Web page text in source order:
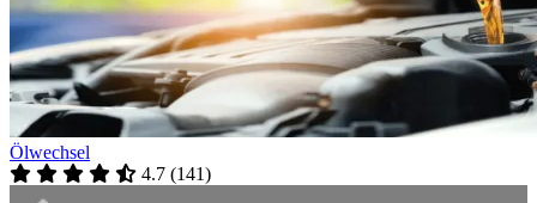
Ölwechsel
4.7 (141)